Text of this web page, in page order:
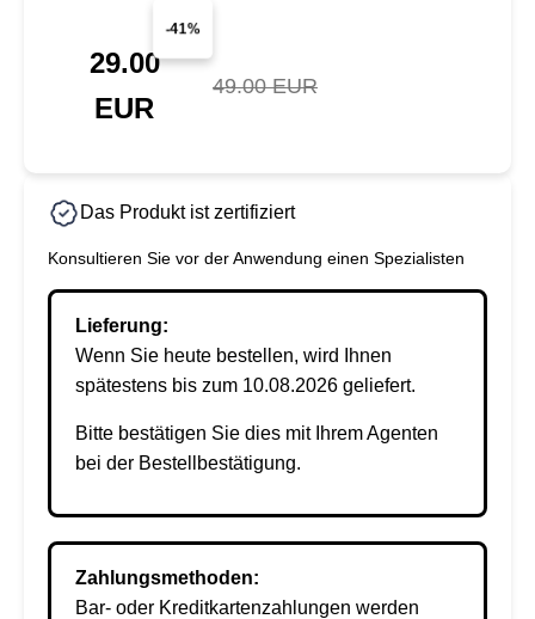
-41%
29.00
EUR
49.00 EUR
Das Produkt ist zertifiziert
Konsultieren Sie vor der Anwendung einen Spezialisten
Lieferung:
Wenn Sie heute bestellen, wird Ihnen
spätestens bis zum 10.08.2026 geliefert.
Bitte bestätigen Sie dies mit Ihrem Agenten
bei der Bestellbestätigung.
Zahlungsmethoden:
Bar- oder Kreditkartenzahlungen werden